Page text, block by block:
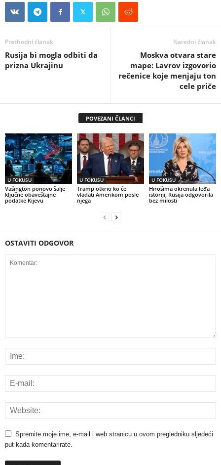
Prethodni članak
Rusija bi mogla odbiti da
prizna Ukrajinu
Naredni članak
Moskva otvara stare
mape: Lavrov izgovorio
rečenice koje menjaju ton
cele priče
POVEZANI ČLANCI
U FOKUSU
Vašington ponovo šalje
ključne obaveštajne
podatke Kijevu
U FOKUSU
Tramp otkrio ko će
vladati Amerikom posle
njega
U FOKUSU
Hirošima okrenula leđa
istoriji, Rusija odgovorila
bez milosti
OSTAVITI ODGOVOR
Spremite moje ime, e-mail i web stranicu u ovom pregledniku sljedeći
put kada komentarirate.